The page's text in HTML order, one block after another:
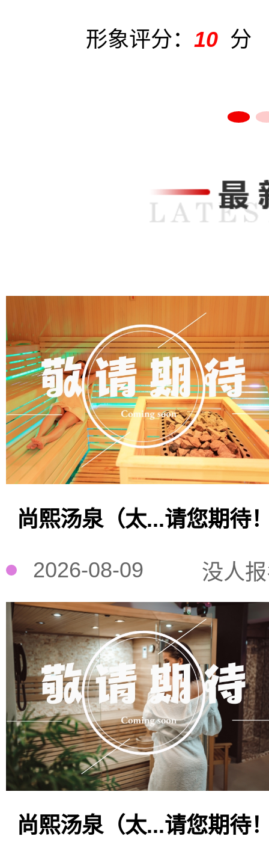
形象评分：10 分
尚熙汤泉（太...请您期待
2026-08-09 没人
尚熙汤泉（太...请您期待